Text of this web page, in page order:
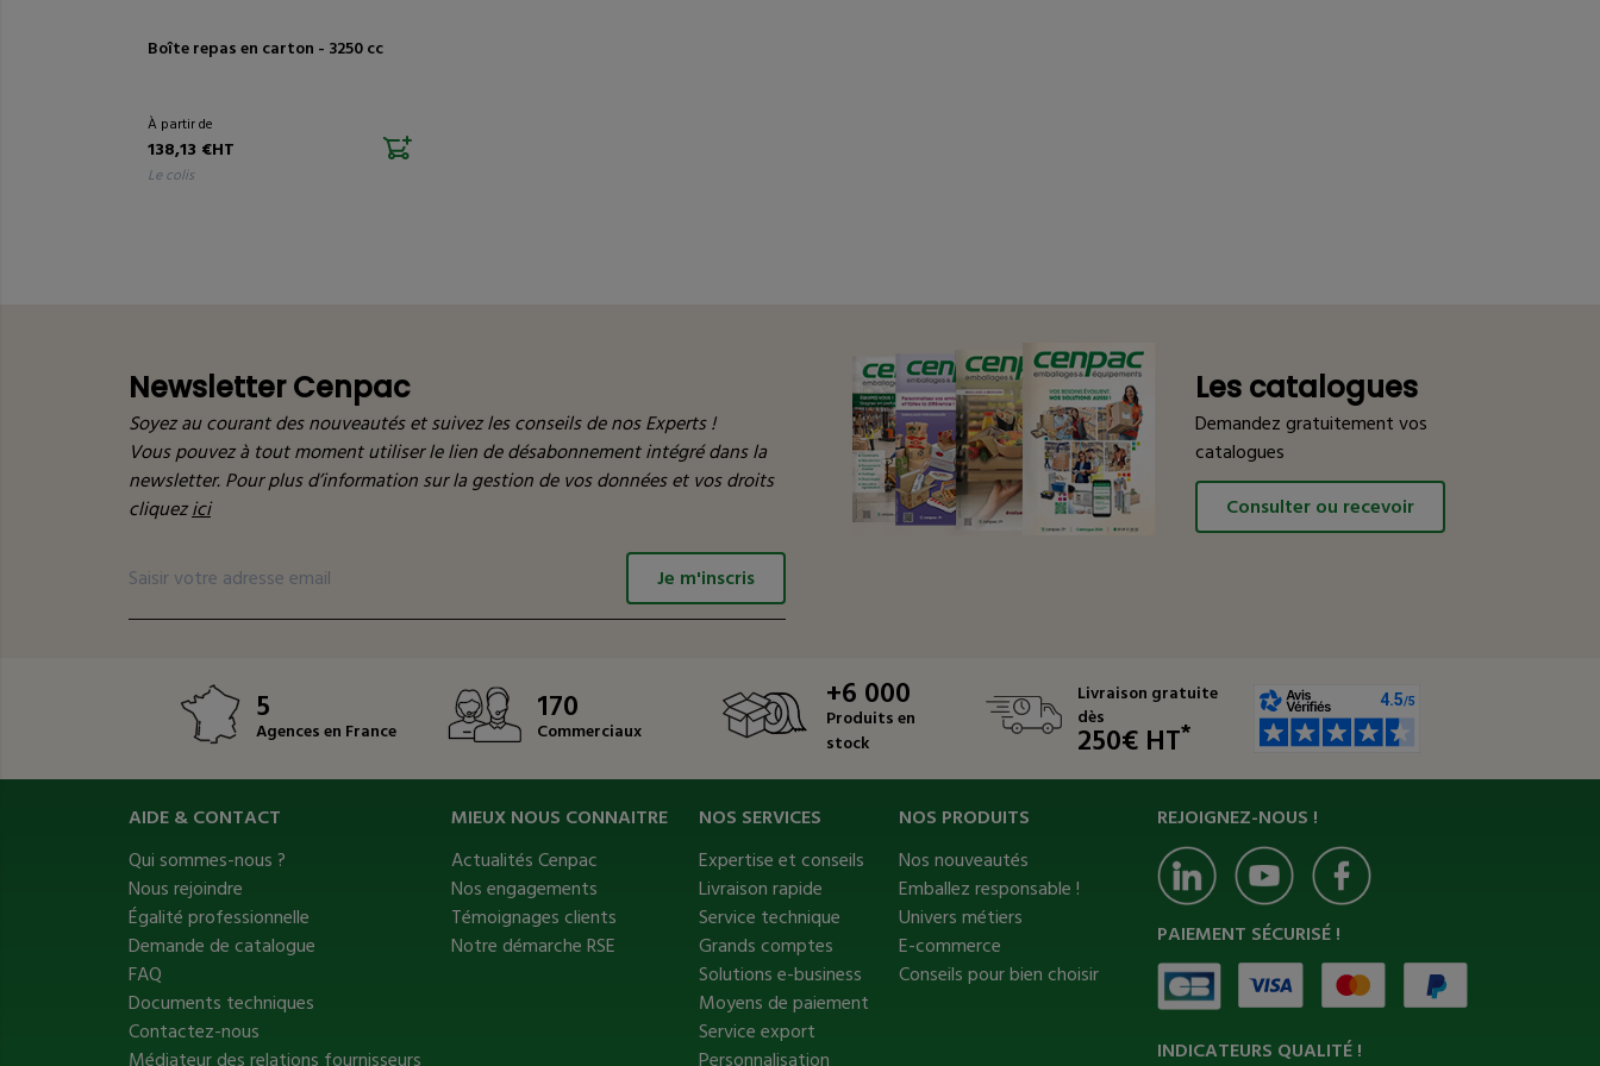
Boîte repas en carton - 3250 cc
À partir de
138,13 €HT
le colis
Newsletter Cenpac
Soyez au courant des nouveautés et suivez les conseils de nos Experts !
Vous pouvez à tout moment utiliser le lien de désabonnement intégré dans la
newsletter. Pour plus d’information sur la gestion de vos données et vos droits
cliquezici
Je m'inscris
Les catalogues
Demandez gratuitement vos
catalogues
Consulter ou recevoir
5
Agences en France
170
Commerciaux
+6 000
Produits en
stock
Livraison gratuite
dès
250€ HT*
AIDE & CONTACT
Qui sommes-nous ?
Nous rejoindre
Égalité professionnelle
Demande de catalogue
FAQ
Documents techniques
Contactez-nous
MIEUX NOUS CONNAITRE
Actualités Cenpac
Nos engagements
Témoignages clients
Notre démarche RSE
NOS SERVICES
Expertise et conseils
Livraison rapide
Service technique
Grands comptes
Solutions e-business
Moyens de paiement
Service export
NOS PRODUITS
Nos nouveautés
Emballez responsable !
Univers métiers
E-commerce
Conseils pour bien choisir
REJOIGNEZ-NOUS !
PAIEMENT SÉCURISÉ !
INDICATEURS QUALITÉ !